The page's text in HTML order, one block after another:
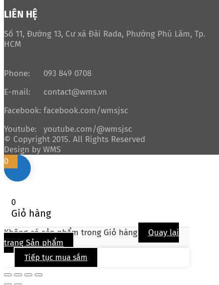
LIÊN HỆ
Số 11, Đường 13, Cư xá Đài Rada, Phường Phú Lâm, Tp.
HCM
Phone:
093 849 0708
E-mail:
contact@wms.vn
Facebook: facebook.com/wmsjsc
Youtube:
youtube.com/@wmsjsc
© Copyright 2015. All Rights Reserved
Design by WMS
0
0
Giỏ hàng
Không có sản phẩm trong Giỏ hàng
Quay lại
trang Sản phẩm
Tiếp tục mua sắm